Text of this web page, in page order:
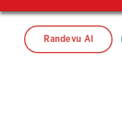
Randevu Al